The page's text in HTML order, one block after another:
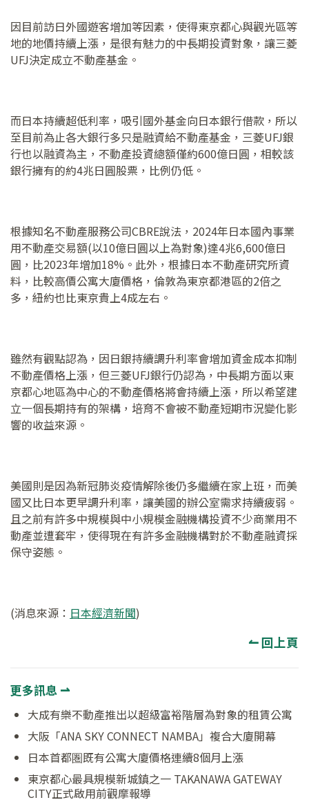
因目前訪日外國遊客增加等因素，使得東京都心與觀光區等
地的地價持續上漲，是很有魅力的中長期投資對象，讓三菱
UFJ決定成立不動產基金。
而日本持續超低利率，吸引國外基金向日本銀行借款，所以
至目前為止各大銀行多只是融資給不動產基金，三菱UFJ銀
行也以融資為主，不動產投資總額僅約600億日圓，相較該
銀行擁有的約4兆日圓股票，比例仍低。
根據知名不動產服務公司CBRE說法，2024年日本國內事業
用不動產交易額(以10億日圓以上為對象)達4兆6,600億日
圓，比2023年增加18%。此外，根據日本不動產研究所資
料，比較高價公寓大廈價格，倫敦為東京都港區的2倍之
多，紐約也比東京貴上4成左右。
雖然有觀點認為，因日銀持續調升利率會增加資金成本抑制
不動產價格上漲，但三菱UFJ銀行仍認為，中長期方面以東
京都心地區為中心的不動產價格將會持續上漲，所以希望建
立一個長期持有的架構，培育不會被不動產短期市況變化影
響的收益來源。
美國則是因為新冠肺炎疫情解除後仍多繼續在家上班，而美
國又比日本更早調升利率，讓美國的辦公室需求持續疲弱。
且之前有許多中規模與中小規模金融機構投資不少商業用不
動產並遭套牢，使得現在有許多金融機構對於不動產融資採
保守姿態。
(消息來源： 日本經濟新聞)
↼ 回上頁
更多訊息 ⇀
大成有樂不動產推出以超級富裕階層為對象的租賃公寓
大阪「ANA SKY CONNECT NAMBA」複合大廈開幕
日本首都圏既有公寓大廈價格連續8個月上漲
東京都心最具規模新城鎮之一 TAKANAWA GATEWAY
CITY正式啟用前觀摩報導